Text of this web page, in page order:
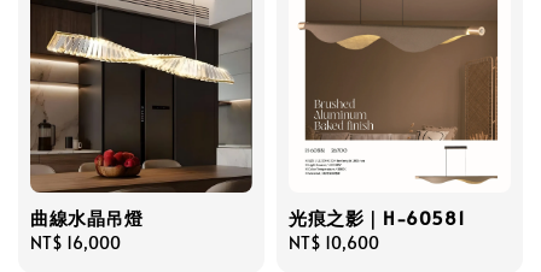
曲線水晶吊燈
Regular
NT$ 16,000
光痕之影｜H-60581
Regular
NT$ 10,600